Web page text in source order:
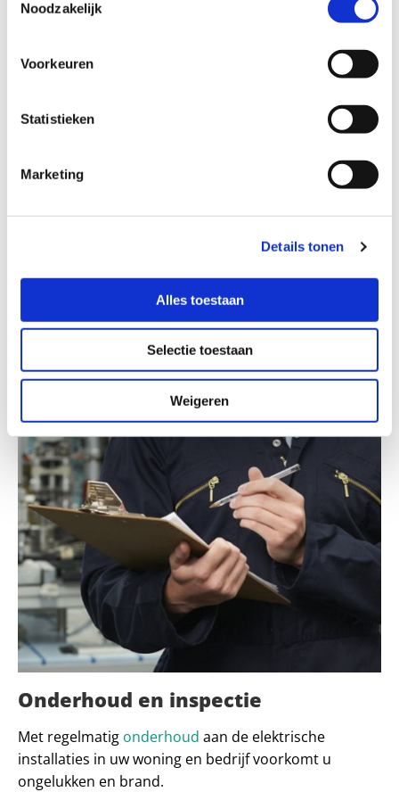
Noodzakelijk
Voorkeuren
Statistieken
Marketing
Details tonen
Alles toestaan
Selectie toestaan
Weigeren
Laat uwlicht- en krachtinstallatiesaanleggen door
ons professionele installatiebedrijf. We zijn
gespecialiseerd in vernieuwendehuisautomatisering
verlichting,noodverlichting
betrouwbaredatatechniek. Bel 020 - 694 44 22 voor
meer informatie.
Onderhoud en inspectie
Met regelmatig onderhoud aan de elektrische
installaties in uw woning en bedrijf voorkomt u
ongelukken en brand.